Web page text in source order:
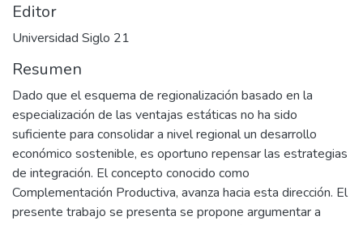
Editor
Universidad Siglo 21
Resumen
Dado que el esquema de regionalización basado en la
especialización de las ventajas estáticas no ha sido
suficiente para consolidar a nivel regional un desarrollo
económico sostenible, es oportuno repensar las estrategias
de integración. El concepto conocido como
Complementación Productiva, avanza hacia esta dirección. El
presente trabajo se presenta se propone argumentar a